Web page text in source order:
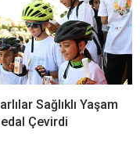
Sağlıklı Yaşam
Çevirdi